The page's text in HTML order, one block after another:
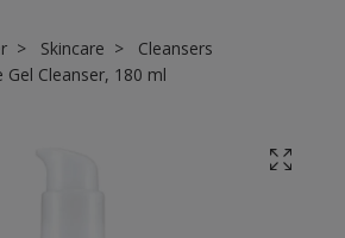
Skincare
Cleansers
Gel Cleanser, 180 ml